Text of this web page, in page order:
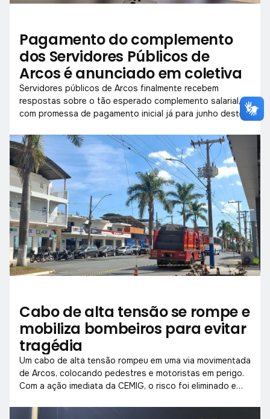
Pagamento do complemento
dos Servidores Públicos de
Arcos é anunciado em coletiva
Servidores públicos de Arcos finalmente recebem
respostas sobre o tão esperado complemento salarial,
com promessa de pagamento inicial já para junho deste
Cabo de alta tensão se rompe e
mobiliza bombeiros para evitar
tragédia
Um cabo de alta tensão rompeu em uma via movimentada
de Arcos, colocando pedestres e motoristas em perigo.
Com a ação imediata da CEMIG, o risco foi eliminado e
essa continua.